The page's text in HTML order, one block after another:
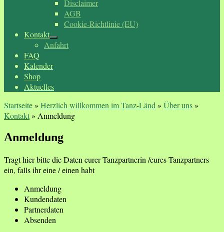
Disclaimer
AGB
Cookie-Richtlinie (EU)
Kontakt
Anfahrt
FAQ
Kalender
Shop
Aktuelles
Startseite» Herzlich willkommen im Tanz-Länd » Über uns»
Kontakt» Anmeldung
Anmeldung
Tragt hier bitte die Daten eurer Tanzpartnerin /eures Tanzpartners
ein, falls ihr eine / einen habt
Anmeldung
Kundendaten
Partnerdaten
Absenden